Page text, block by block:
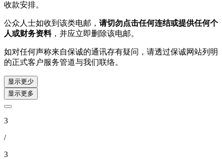
收款安排。
公众人士如收到该类电邮， 请切勿点击任何连结或提供任何个
人或财务资料，并应立即删除该电邮。
如对任何声称来自保诚的通讯存有疑问，请透过保诚网站列明
的正式客户服务管道与我们联络。
显示更少
显示更多
3
/
3